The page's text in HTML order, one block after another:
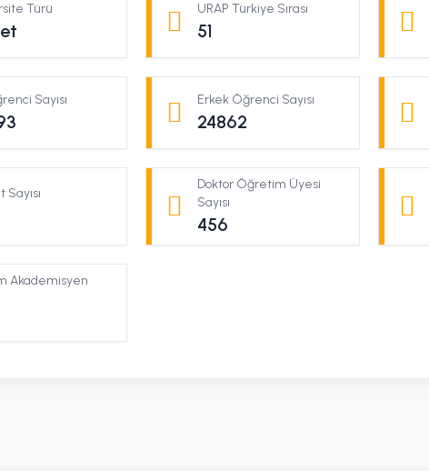
Türü URAP Türkiye Sırası
51
Sayısı Erkek Öğrenci Sayısı
24862
Sayısı
Doktor Öğretim Üyesi
Sayısı
456
Akademisyen